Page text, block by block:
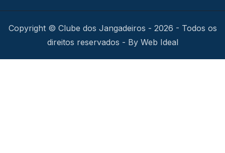
Copyright © Clube dos Jangadeiros - 2026 - Todos os
direitos reservados - By Web Ideal